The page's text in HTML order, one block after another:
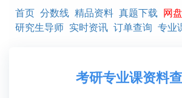
首页 分数线 精品资料 真题下载 网
研究生导师 实时资讯 订单查询 专业
考研专业课资料